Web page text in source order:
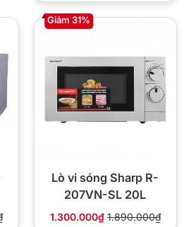
Giảm 31%
Lò vi sóng Sharp R-
207VN-SL 20L
1.300.000₫ 1.890.000₫